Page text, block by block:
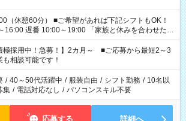
■ご希望があれば下記シフトもOK！
番 10:00～19:00 「家族と休みを合わせた
を持って夕飯の準備がしたい」 「できれば残業はし
ど、ご希望を教えてくださいね。 ※Wワーク希望
覧のお仕事で希望する勤務時間と、もう1つのお仕事
。 合計で週40時間を超える場合は応募できません。
極採用中！急募！】2カ月～ ■ご応募から最短2～3
も相談可能です！
/ 40～50代活躍中 / 服装自由 / シフト勤務 / 10名以
集 / 電話対応なし / パソコンスキル不要
応募する 詳細へ